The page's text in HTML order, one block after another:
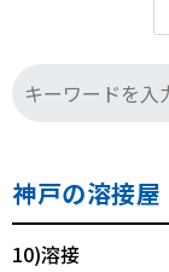
神戸の溶接屋
10)溶接